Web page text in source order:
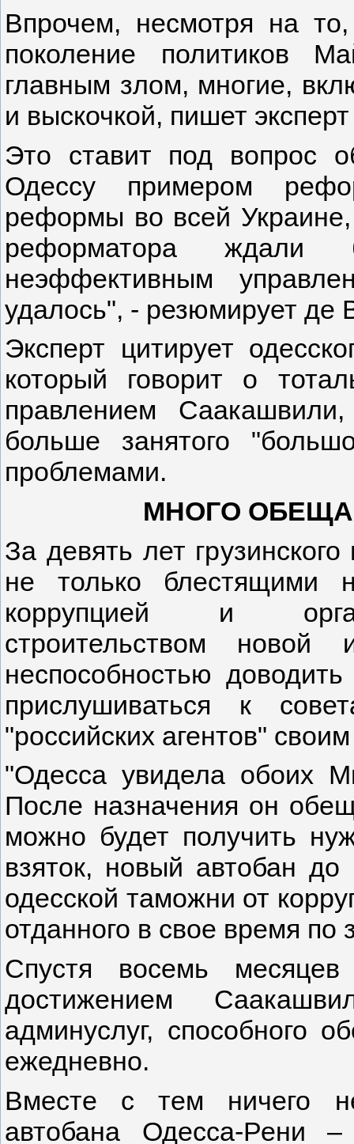
Впрочем, несмотря на
поколение политиков
главным злом, многие,
и выскочкой, пишет
Это ставит под вопрос
Одессу примером
реформы во всей
реформатора
неэффективным
удалось", - резюмирует де
Эксперт цитирует
который говорит о
правлением
больше занятого
проблемами.
МНОГО
За девять лет
не только блестящими
коррупцией и
строительством
неспособностью
прислушиваться к
"российских агентов"
"Одесса увидела обоих
После назначения он
можно будет получить
взяток, новый автобан
одесской таможни от
отданного в свое время по
Спустя восемь месяцев
достижением
админуслуг, способного
ежедневно.
Вместе с тем ничего
автобана Одесса-Рени –